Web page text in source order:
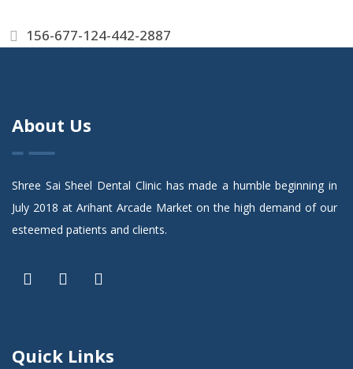
156-677-124-442-2887
About Us
Shree Sai Sheel Dental Clinic has made a humble beginning in
July 2018 at Arihant Arcade Market on the high demand of our
esteemed patients and clients.
Quick Links